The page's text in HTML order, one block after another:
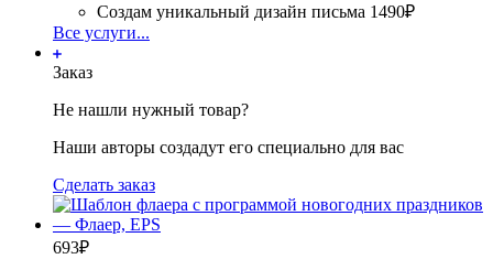
Создам уникальный дизайн письма 1490₽
Все услуги...
Заказ
Не нашли нужный товар?
Наши авторы создадут его специально для вас
Сделать заказ
693₽